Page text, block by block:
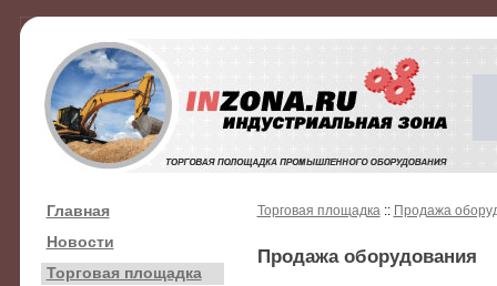
Главная
Новости
Торговая площадка
Торговая площадка:: Продажа
Продажа оборудования